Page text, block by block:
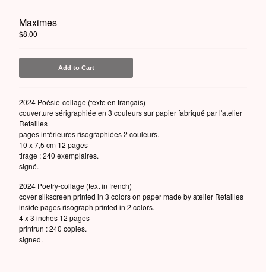
Maximes
$8.00
Add to Cart
2024 Poésie-collage (texte en français)
couverture sérigraphiée en 3 couleurs sur papier fabriqué par l'atelier
Retailles
pages intérieures risographiées 2 couleurs.
10 x 7,5 cm 12 pages
tirage : 240 exemplaires.
signé.
2024 Poetry-collage (text in french)
cover silkscreen printed in 3 colors on paper made by atelier Retailles
inside pages risograph printed in 2 colors.
4 x 3 inches 12 pages
printrun : 240 copies.
signed.